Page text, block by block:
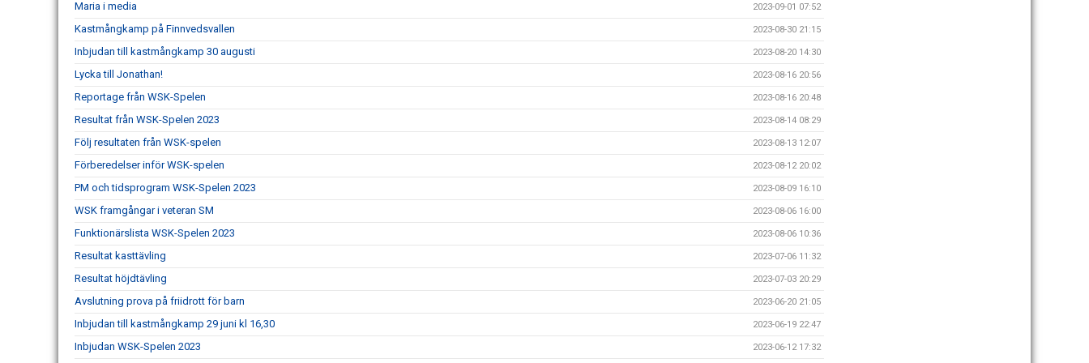
Maria i media 2023-09-01 07:52
Kastmångkamp på Finnvedsvallen 2023-08-30 21:15
Inbjudan till kastmångkamp 30 augusti 2023-08-20 14:30
Lycka till Jonathan! 2023-08-16 20:56
Reportage från WSK-Spelen 2023-08-16 20:48
Resultat från WSK-Spelen 2023 2023-08-14 08:29
Följ resultaten från WSK-spelen 2023-08-13 12:07
Förberedelser inför WSK-spelen 2023-08-12 20:02
PM och tidsprogram WSK-Spelen 2023 2023-08-09 16:10
WSK framgångar i veteran SM 2023-08-06 16:00
Funktionärslista WSK-Spelen 2023 2023-08-06 10:36
Resultat kasttävling 2023-07-06 11:32
Resultat höjdtävling 2023-07-03 20:29
Avslutning prova på friidrott för barn 2023-06-20 21:05
Inbjudan till kastmångkamp 29 juni kl 16,30 2023-06-19 22:47
Inbjudan WSK-Spelen 2023 2023-06-12 17:32